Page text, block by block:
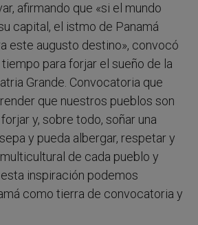
afirmando que «si el mundo
capital, el istmo de Panamá
este augusto destino», convocó
para forjar el sueño de la
Grande. Convocatoria que
que nuestros pueblos son
y, sobre todo, soñar una
y pueda albergar, respetar y
de cada pueblo y
inspiración podemos
como tierra de convocatoria y